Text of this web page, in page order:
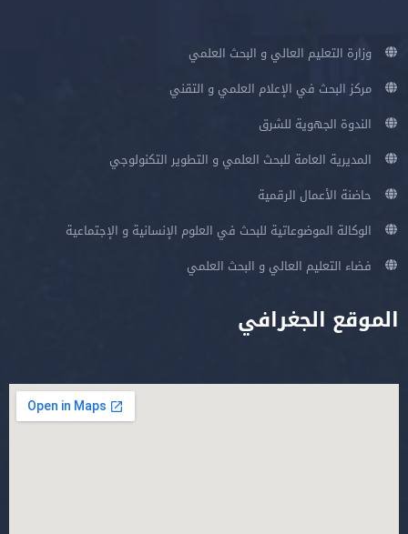
وزارة التعليم العالي و البحث العلمي
مركز البحث في الإعلام العلمي و التقني
الندوة الجهوية للشرق
المديرية العامة للبحث العلمي و التطوير التكنولوجي
حاضنة الأعمال الرقمية
الوكالة الموضوعاتية للبحث في العلوم الإنسانية و الإجتماعية
فضاء التعليم العالي و البحث العلمي
الموقع الجغرافي